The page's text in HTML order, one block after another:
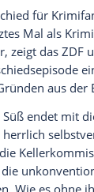
Im Zweifel
Held),
- 15:30 Uhr
ist
Mord". Am
"Im Zweifel
mit